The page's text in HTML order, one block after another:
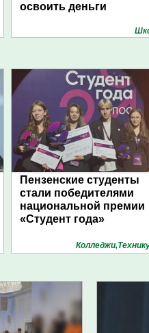
освоить деньги
Пензенские студенты
стали победителями
национальной премии
«Студент года»